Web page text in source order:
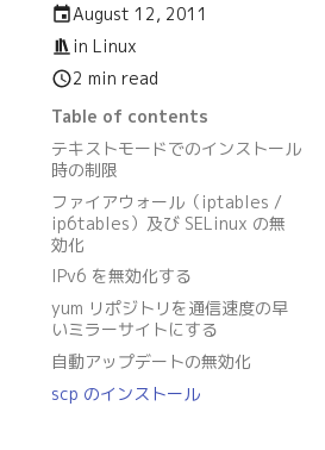
August 12, 2011
inLinux
2 min read
Table of contents
テキストモードでのインストール
時の制限
ファイアウォール（iptables /
ip6tables）及び SELinux の無
効化
IPv6 を無効化する
yum リポジトリを通信速度の早
いミラーサイトにする
自動アップデートの無効化
scp のインストール